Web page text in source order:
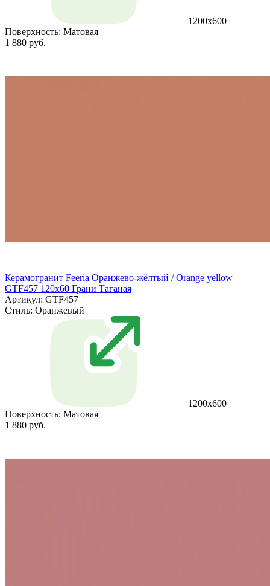
1200х600
Поверхность: Матовая
1 880 руб.
Керамогранит Feeria Оранжево‑жёлтый / Orange yellow
GTF457 120х60 Грани Таганая
Артикул: GTF457
Стиль: Оранжевый
1200х600
Поверхность: Матовая
1 880 руб.